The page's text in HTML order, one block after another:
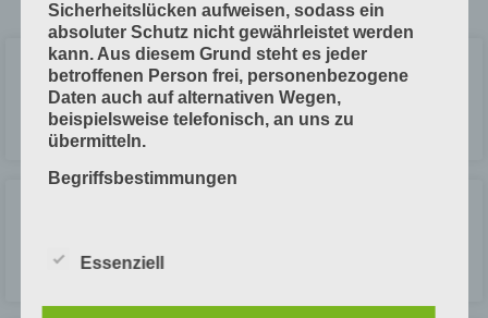
Verwendung von Karton
LESEN »
LESEN »
Sicherheitslücken aufweisen, sodass ein
absoluter Schutz nicht gewährleistet werden
kann. Aus diesem Grund steht es jeder
betroffenen Person frei, personenbezogene
Daten auch auf alternativen Wegen,
beispielsweise telefonisch, an uns zu
übermitteln.
Begriffsbestimmungen
Richtlinien- und Verordnungsgeber beim
GVO) verwendet wurden. Unsere
Essenziell